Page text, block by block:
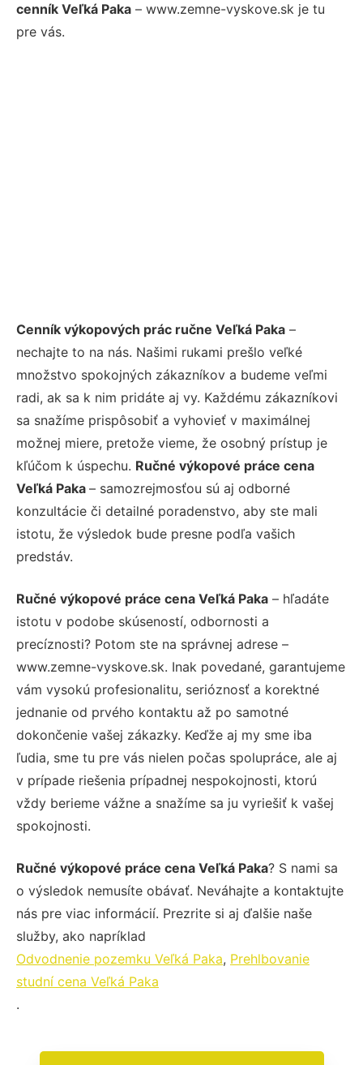
cenník Veľká Paka – www.zemne-vyskove.sk je tu
pre vás.
Cenník výkopových prác ručne Veľká Paka –
nechajte to na nás. Našimi rukami prešlo veľké
množstvo spokojných zákazníkov a budeme veľmi
radi, ak sa k nim pridáte aj vy. Každému zákazníkovi
sa snažíme prispôsobiť a vyhovieť v maximálnej
možnej miere, pretože vieme, že osobný prístup je
kľúčom k úspechu. Ručné výkopové práce cena
Veľká Paka – samozrejmosťou sú aj odborné
konzultácie či detailné poradenstvo, aby ste mali
istotu, že výsledok bude presne podľa vašich
predstáv.
Ručné výkopové práce cena Veľká Paka – hľadáte
istotu v podobe skúseností, odbornosti a
precíznosti? Potom ste na správnej adrese –
www.zemne-vyskove.sk. Inak povedané, garantujeme
vám vysokú profesionalitu, serióznosť a korektné
jednanie od prvého kontaktu až po samotné
dokončenie vašej zákazky. Keďže aj my sme iba
ľudia, sme tu pre vás nielen počas spolupráce, ale aj
v prípade riešenia prípadnej nespokojnosti, ktorú
vždy berieme vážne a snažíme sa ju vyriešiť k vašej
spokojnosti.
Ručné výkopové práce cena Veľká Paka? S nami sa
o výsledok nemusíte obávať. Neváhajte a kontaktujte
nás pre viac informácií. Prezrite si aj ďalšie naše
služby, ako napríklad
Odvodnenie pozemku Veľká Paka, Prehlbovanie
studní cena Veľká Paka
.